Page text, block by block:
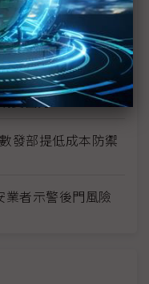
、量子與檢測三軸
雙面刃
發部提低成本防禦
者示警後門風險